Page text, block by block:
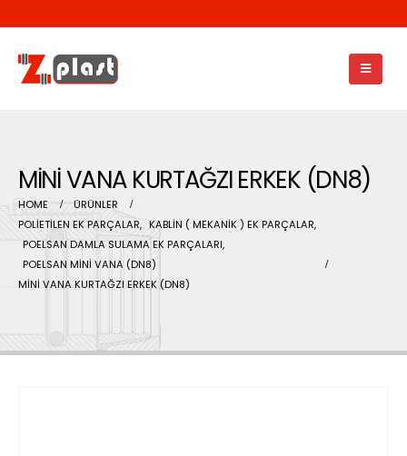
MİNİ VANA KURTAĞZI ERKEK (DN8)
HOME
ÜRÜNLER
POLİETİLEN EK PARÇALAR, KABLİN ( MEKANİK ) EK PARÇALAR,
POELSAN DAMLA SULAMA EK PARÇALARI,
POELSAN MİNİ VANA (DN8)
MİNİ VANA KURTAĞZI ERKEK (DN8)